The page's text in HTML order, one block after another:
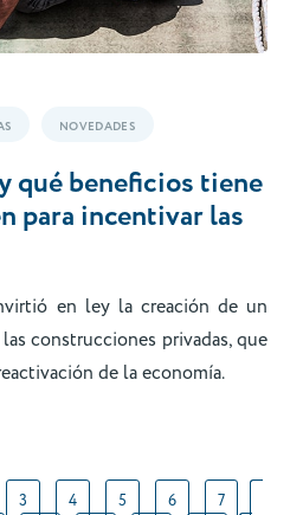
NOVEDADES
qué beneficios tiene
para incentivar las
en ley la creación de un
construcciones privadas, que
de la economía.
3 4 5 6
7